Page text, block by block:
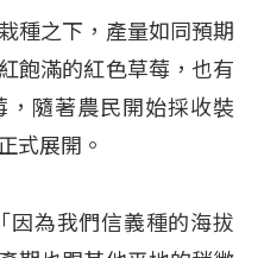
種之下，產量如同預期
飽滿的紅色草莓，也有
隨著農民開始採收裝
式展開。
因為我們信義種的海拔